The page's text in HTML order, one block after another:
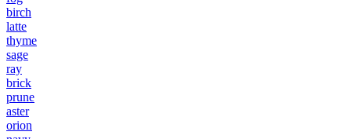
birch
latte
thyme
sage
ray
brick
prune
aster
orion